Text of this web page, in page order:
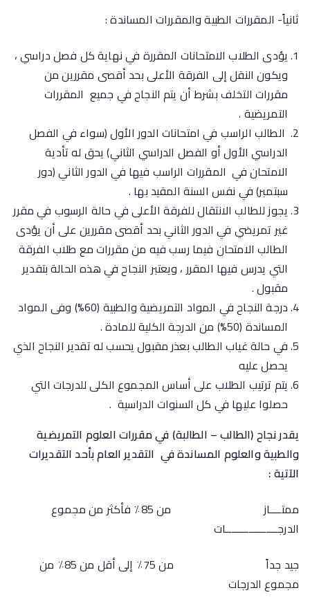
ثانياً- المقررات الطبية والمقررات المساندة :
يؤدى الطلاب الامتحانات المقررة في نهاية كل فصل دراسي ،
ويكون النقل إلى الفرقة الأعلى بحد أقصى مقررين من
مقررات التخلف بشرط أن يتم النجاح في جميع المقررات
التمريضية .
الطالب الراسب في امتحانات الدور الأول (سواء في الفصل
الدراسي الأول أو الفصل الدراسي الثاني) يحق له تأدية
الامتحان في المقررات الراسب فيها في الدور الثاني (دور
سبتمبر) في نفس السنة المقيد بها .
يجوز للطالب الانتقال للفرقة الأعلى في حالة الرسوب في مقرر
غير تمريضي في الدور الثاني بحد أقصى مقررين على أن يؤدى
الطالب الامتحان فيما رسب فيه من مقررات مع طلاب الفرقة
التي يدرس فيها المقرر ، ويعتبر النجاح في هذه الحالة بتقدير
مقبول .
درجة النجاح في المواد التمريضية والطبية (60%) وفى المواد
المساندة (50%) من الدرجة الكلية للمادة .
في حالة غياب الطالب بعذر مقبول يحسب له تقدير النجاح الذي
يحصل عليه
يتم ترتيب الطلاب على أساس المجموع الكلى للدرجات التي
حصلوا عليها في كل السنوات الدراسية .
يقدر نجاح (الطالب – الطالبة) في مقررات العلوم التمريضية
والطبية والعلوم المساندة في التقدير العام بأحد التقديرات
الآتية :
ممتــــاز من 85٪ فأكثر من مجموع
الدرجــــــــــــــــــات
جيد جداً من 75٪ إلى أقل من 85٪ من
مجموع الدرجات